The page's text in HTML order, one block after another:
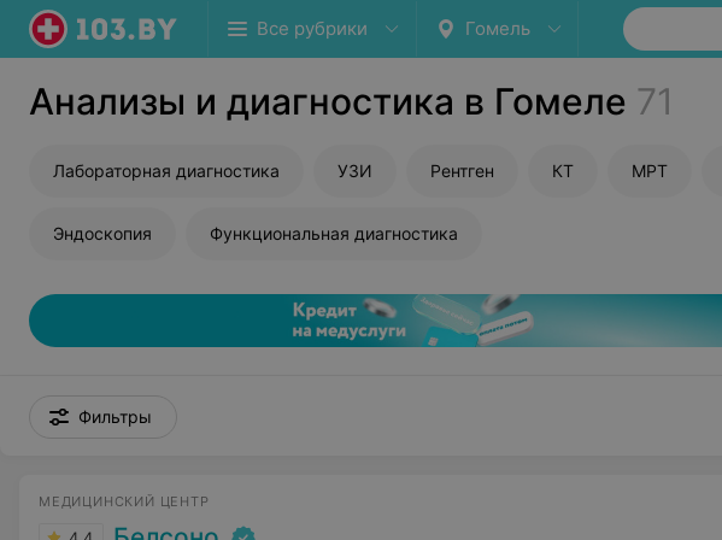
Все рубрики Гомель
Анализы и диагностика в Гомеле 71
Лабораторная диагностика УЗИ Рентген КТ МРТ
Эндоскопия Функциональная диагностика
Фильтры
МЕДИЦИНСКИЙ ЦЕНТР